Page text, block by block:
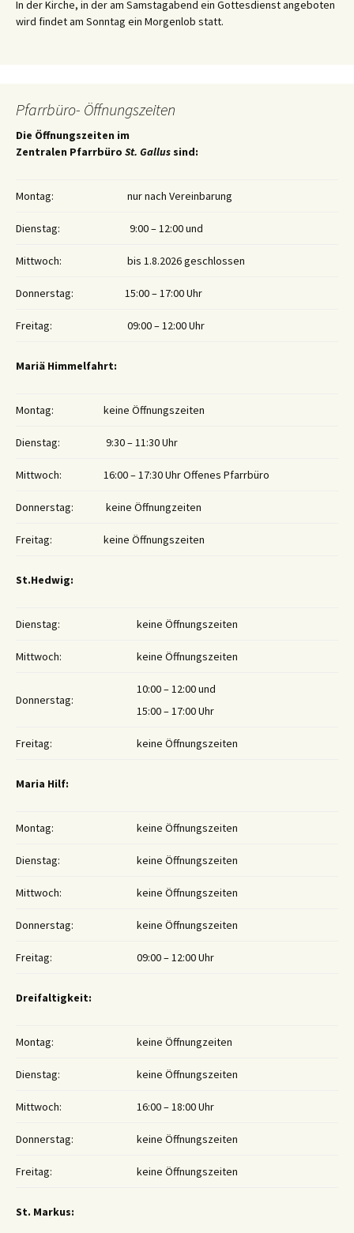
In der Kirche, in der am Samstagabend ein Gottesdienst angeboten
wird findet am Sonntag ein Morgenlob statt.
Pfarrbüro- Öffnungszeiten
Die Öffnungszeiten im
Zentralen Pfarrbüro St. Gallus sind:
Montag: nur nach Vereinbarung
Dienstag: 9:00 – 12:00 und
Mittwoch: bis 1.8.2026 geschlossen
Donnerstag: 15:00 – 17:00 Uhr
Freitag: 09:00 – 12:00 Uhr
Mariä Himmelfahrt:
Montag: keine Öffnungszeiten
Dienstag: 9:30 – 11:30 Uhr
Mittwoch: 16:00 – 17:30 Uhr Offenes Pfarrbüro
Donnerstag: keine Öffnungzeiten
Freitag: keine Öffnungszeiten
St.Hedwig:
Dienstag: keine Öffnungszeiten
Mittwoch: keine Öffnungszeiten
Donnerstag:
10:00 – 12:00 und
15:00 – 17:00 Uhr
Freitag: keine Öffnungszeiten
Maria Hilf:
Montag: keine Öffnungszeiten
Dienstag: keine Öffnungszeiten
Mittwoch: keine Öffnungszeiten
Donnerstag: keine Öffnungszeiten
Freitag: 09:00 – 12:00 Uhr
Dreifaltigkeit:
Montag: keine Öffnungzeiten
Dienstag: keine Öffnungszeiten
Mittwoch: 16:00 – 18:00 Uhr
Donnerstag: keine Öffnungszeiten
Freitag: keine Öffnungszeiten
St. Markus: